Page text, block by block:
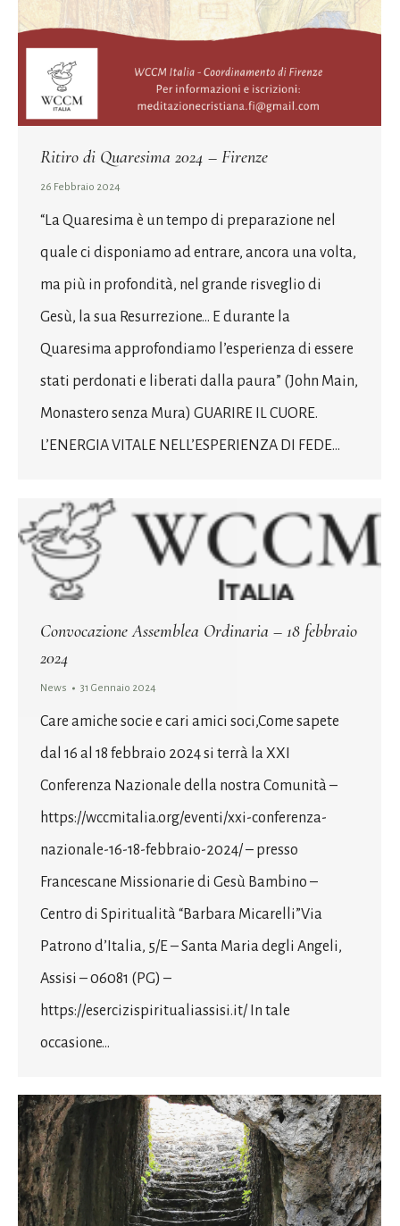
Ritiro di Quaresima 2024 – Firenze
26 Febbraio 2024
“La Quaresima è un tempo di preparazione nel
quale ci disponiamo ad entrare, ancora una volta,
ma più in profondità, nel grande risveglio di
Gesù, la sua Resurrezione… E durante la
Quaresima approfondiamo l’esperienza di essere
stati perdonati e liberati dalla paura” (John Main,
Monastero senza Mura) GUARIRE IL CUORE.
L’ENERGIA VITALE NELL’ESPERIENZA DI FEDE…
Convocazione Assemblea Ordinaria – 18 febbraio
2024
News 31 Gennaio 2024
Care amiche socie e cari amici soci,Come sapete
dal 16 al 18 febbraio 2024 si terrà la XXI
Conferenza Nazionale della nostra Comunità –
https://wccmitalia.org/eventi/xxi-conferenza-
nazionale-16-18-febbraio-2024/ – presso
Francescane Missionarie di Gesù Bambino –
Centro di Spiritualità “Barbara Micarelli”Via
Patrono d’Italia, 5/E – Santa Maria degli Angeli,
Assisi – 06081 (PG) –
https://esercizispiritualiassisi.it/ In tale
occasione…